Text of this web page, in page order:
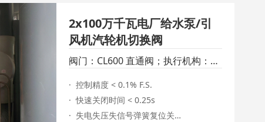
· 两个位置反馈，一用一备
· 所有密封件采用能与磷酸酯抗燃油相容的
材料
2x100万千瓦电厂给水泵/引
风机汽轮机切换阀
阀门：CL600 直通阀；执行机构：S
·  控制精度 < 0.1% F.S.
·  快速关闭时间 < 0.25s
·  失电失压失信号弹簧复位关